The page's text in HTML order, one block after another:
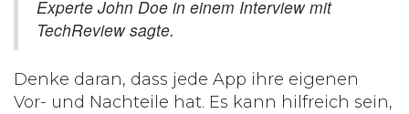
Experte John Doe in einem Interview mit
TechReview sagte.
Denke daran, dass jede App ihre eigenen
Vor- und Nachteile hat. Es kann hilfreich sein,